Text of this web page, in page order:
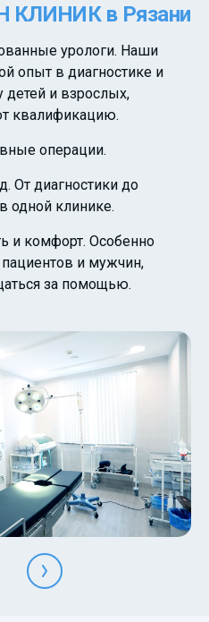
КЛИНИК в Рязани
урологи. Наши
опыт в диагностике и
детей и взрослых,
квалификацию.
операции.
От диагностики до
одной клинике.
и комфорт. Особенно
и мужчин,
за помощью.